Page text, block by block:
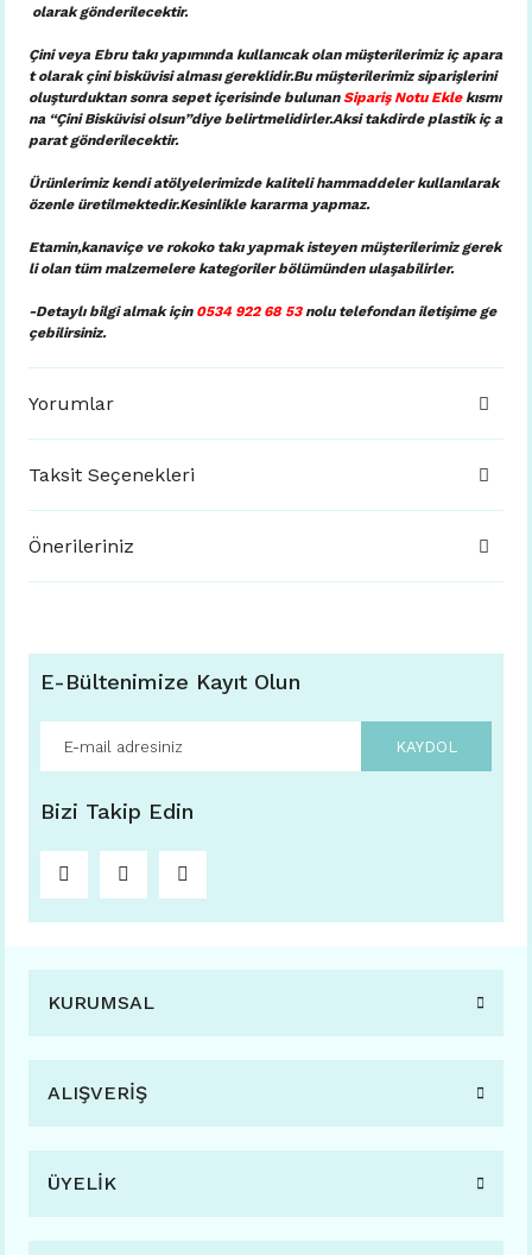
olarak gönderilecektir.
Çini veya Ebru takı yapımında kullanıcak olan müşterilerimiz iç apara
t olarak çini bisküvisi alması gereklidir.Bu müşterilerimiz siparişlerini
oluşturduktan sonra sepet içerisinde bulunanSipariş Notu Eklekısmı
na “Çini Bisküvisi olsun”diye belirtmelidirler.Aksi takdirde plastik iç a
parat gönderilecektir.
Ürünlerimiz kendi atölyelerimizde kaliteli hammaddeler kullanılarak
özenle üretilmektedir.Kesinlikle kararma yapmaz.
Etamin,kanaviçe ve rokoko takı yapmak isteyen müşterilerimiz gerek
li olan tüm malzemelere kategoriler bölümünden ulaşabilirler.
-Detaylı bilgi almak için 0534 922 68 53nolu telefondan iletişime ge
çebilirsiniz.
Yorumlar
Taksit Seçenekleri
Önerileriniz
E-Bültenimize Kayıt Olun
KAYDOL
Bizi Takip Edin
KURUMSAL
ALIŞVERİŞ
ÜYELİK